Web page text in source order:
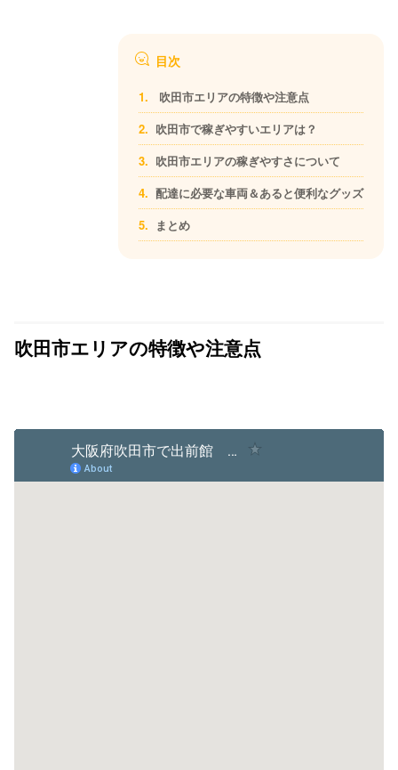
目次
吹田市エリアの特徴や注意点
吹田市で稼ぎやすいエリアは？
吹田市エリアの稼ぎやすさについて
配達に必要な車両＆あると便利なグッズ
まとめ
吹田市エリアの特徴や注意点